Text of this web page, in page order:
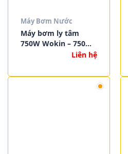
Máy Bơm Nước
Máy bơm ly tâm
750W Wokin – 750W
CENTRIFUGAL PUMP
Liên hệ